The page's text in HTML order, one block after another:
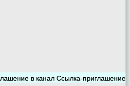
Ссылка-приглашение